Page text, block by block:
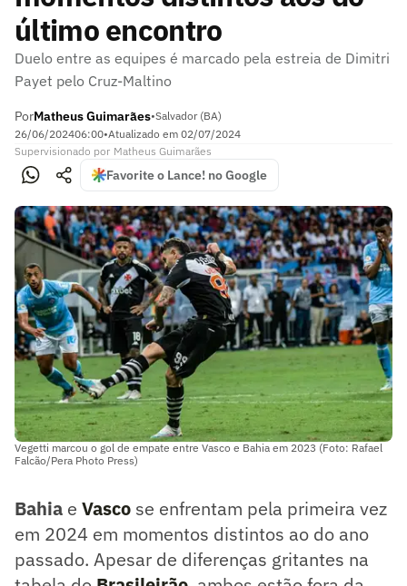
último encontro
Duelo entre as equipes é marcado pela estreia de Dimitri
Payet pelo Cruz-Maltino
PorMatheus Guimarães•Salvador (BA)
26/06/202406:00•Atualizado em 02/07/2024
Supervisionado por Matheus Guimarães
Favorite o Lance! no Google
Vegetti marcou o gol de empate entre Vasco e Bahia em 2023 (Foto: Rafael
Falcão/Pera Photo Press)
Bahia e Vasco se enfrentam pela primeira vez
em 2024 em momentos distintos ao do ano
passado. Apesar de diferenças gritantes na